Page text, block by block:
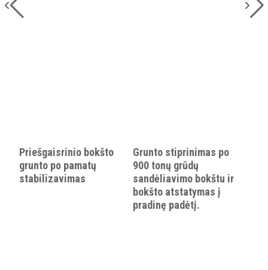
Priešgaisrinio bokšto
grunto po pamatų
stabilizavimas
Grunto stiprinimas po
900 tonų grūdų
sandėliavimo bokštu ir
bokšto atstatymas į
pradinę padėtį.